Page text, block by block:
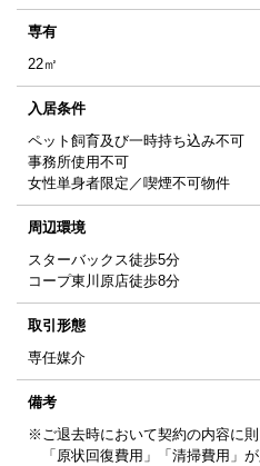
専有
22㎡
入居条件
ペット飼育及び一時持ち込み不可
事務所使用不可
女性単身者限定／喫煙不可物件
周辺環境
スターバックス徒歩5分
コープ東川原店徒歩8分
取引形態
専任媒介
備考
※ご退去時において契約の内容に
「原状回復費用」「清掃費用」